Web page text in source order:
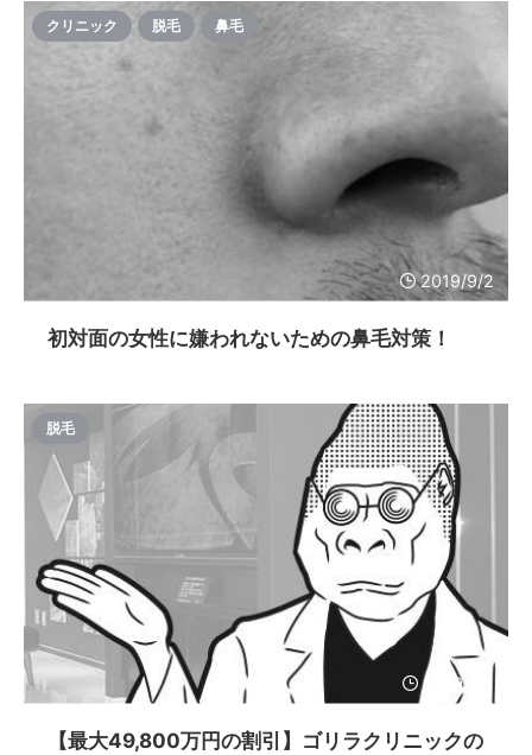
2019/9/2
クリニック 脱毛 鼻毛
初対面の女性に嫌われないための鼻毛対策！
2019/9/1
脱毛
【最大49,800万円の割引】ゴリラクリニックの